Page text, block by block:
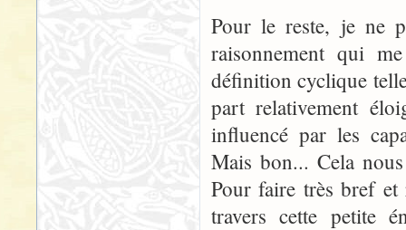
Pour le reste, je ne
raisonnement qui
définition cyclique
part relativement
influencé par les
Mais bon... Cela
Pour faire très bref et
travers cette petite